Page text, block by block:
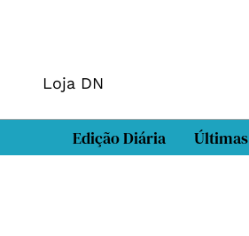
Loja DN
Edição Diária Últimas